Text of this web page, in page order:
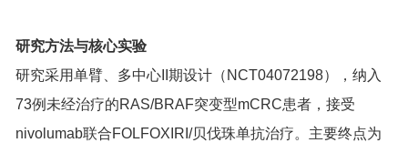
研究方法与核心实验
研究采用单臂、多中心II期设计（NCT04072198），纳入
73例未经治疗的RAS/BRAF突变型mCRC患者，接受
nivolumab联合FOLFOXIRI/贝伐珠单抗治疗。主要终点为